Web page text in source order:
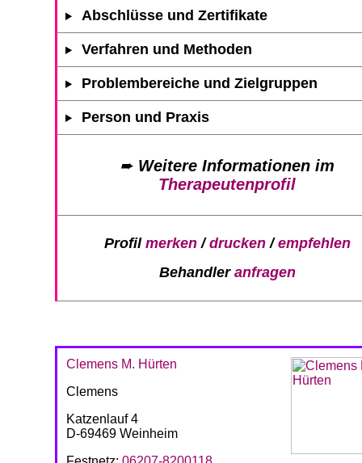
Abschlüsse und Zertifikate
Verfahren und Methoden
Problembereiche und Zielgruppen
Person und Praxis
➨ Weitere Informationen im
Therapeutenprofil
Profil merken/drucken/empfehlen
Behandler anfragen
Clemens M. Hürten
Clemens
Katzenlauf 4
D-69469 Weinheim